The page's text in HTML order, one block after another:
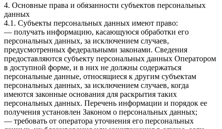
4. Основные права и обязанности субъектов персональных
данных
4.1. Субъекты персональных данных имеют право:
— получать информацию, касающуюся обработки его
персональных данных, за исключением случаев,
предусмотренных федеральными законами. Сведения
предоставляются субъекту персональных данных Оператором
в доступной форме, и в них не должны содержаться
персональные данные, относящиеся к другим субъектам
персональных данных, за исключением случаев, когда
имеются законные основания для раскрытия таких
персональных данных. Перечень информации и порядок ее
получения установлен Законом о персональных данных;
— требовать от оператора уточнения его персональных